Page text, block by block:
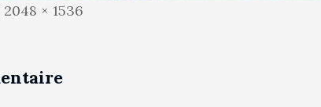
Full
2048 × 1536